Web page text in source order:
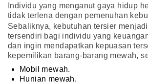
Individu yang menganut gaya hidup
tidak terlena dengan pemenuhan
Sebaliknya, kebutuhan tersier
tersendiri bagi individu yang
dan ingin mendapatkan kepuasan
kepemilikan barang-barang mewah,
Mobil mewah.
Hunian mewah.